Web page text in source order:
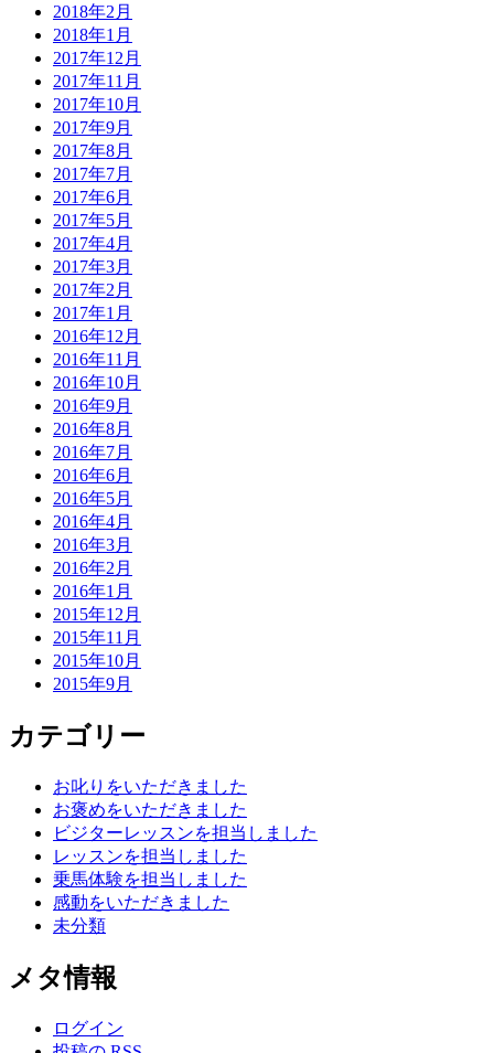
2018年2月
2018年1月
2017年12月
2017年11月
2017年10月
2017年9月
2017年8月
2017年7月
2017年6月
2017年5月
2017年4月
2017年3月
2017年2月
2017年1月
2016年12月
2016年11月
2016年10月
2016年9月
2016年8月
2016年7月
2016年6月
2016年5月
2016年4月
2016年3月
2016年2月
2016年1月
2015年12月
2015年11月
2015年10月
2015年9月
カテゴリー
お叱りをいただきました
お褒めをいただきました
ビジターレッスンを担当しました
レッスンを担当しました
乗馬体験を担当しました
感動をいただきました
未分類
メタ情報
ログイン